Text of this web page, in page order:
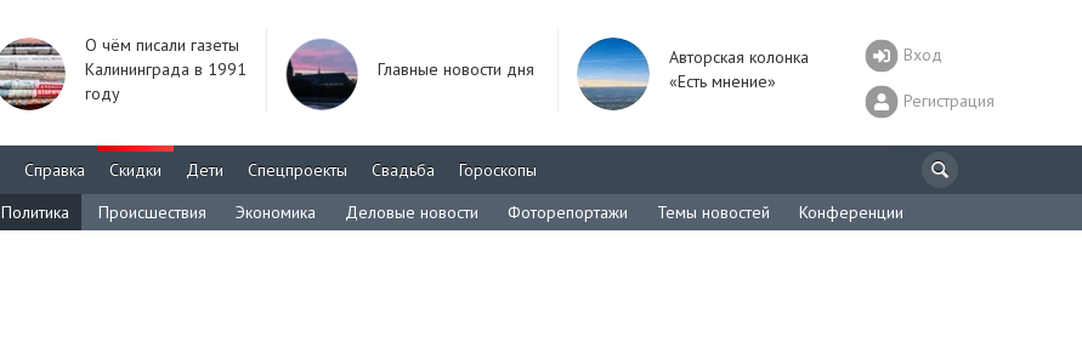
О чём писали газеты
Калининграда в 1991
году
Главные новости дня
Авторская колонка
«Есть мнение»
Вход
Регистрация
Справка Скидки Дети Спецпроекты Свадьба
Гороскопы
Политика Происшествия Экономика Деловые новости Фоторепортажи Темы новостей Конференции